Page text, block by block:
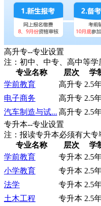
高升专--专业设置
注：初中、中专、高中等学
专业名称
层次 学
学前教育
高升专 2.5
电子商务
高升专 2.5
汽车制造与试... 高升专 2.5
专升本--专业设置
注：报读专升本必须有大专
专业名称
层次 学
学前教育
专升本 2.5
小学教育
专升本 2.5
法学
专升本 2.5
土木工程
专升本 2.5